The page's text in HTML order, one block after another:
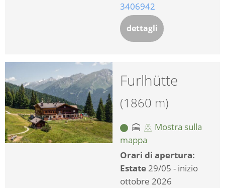
3406942
dettagli
Furlhütte
(1860 m)
Mostra sulla
mappa
Orari di apertura:
Estate29/05 - inizio
ottobre 2026